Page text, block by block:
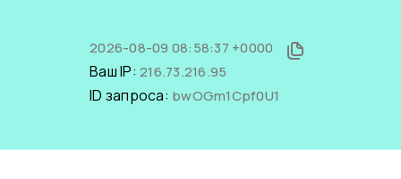
2026-08-09 08:58:37 +0000
Ваш IP: 216.73.216.95
ID запроса: bwOGm1Cpf0U1